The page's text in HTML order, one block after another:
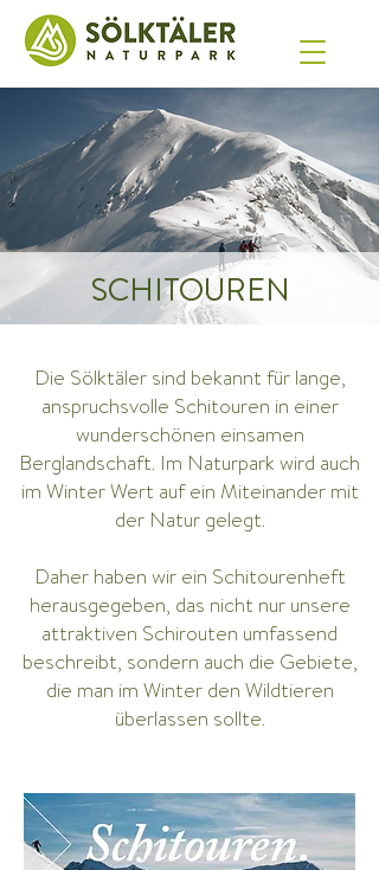
SCHITOUREN
Die Sölktäler sind bekannt für lange,
anspruchsvolle Schitouren in einer
wunderschönen einsamen
Berglandschaft. Im Naturpark wird auch
im Winter Wert auf ein Miteinander mit
der Natur gelegt.
Daher haben wir ein Schitourenheft
herausgegeben, das nicht nur unsere
attraktiven Schirouten umfassend
beschreibt, sondern auch die Gebiete,
die man im Winter den Wildtieren
überlassen sollte.